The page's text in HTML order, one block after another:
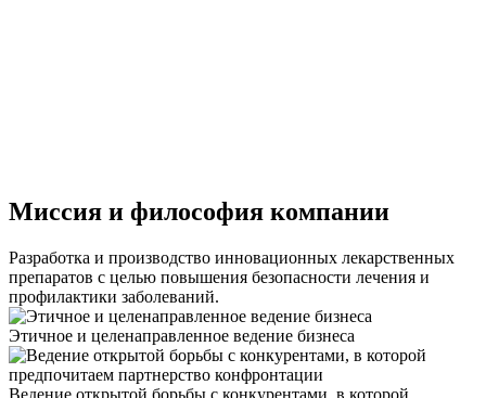
Миссия и философия компании
Разработка и производство инновационных лекарственных
препаратов с целью повышения безопасности лечения и
профилактики заболеваний.
Этичное и целенаправленное ведение бизнеса
Ведение открытой борьбы с конкурентами, в которой